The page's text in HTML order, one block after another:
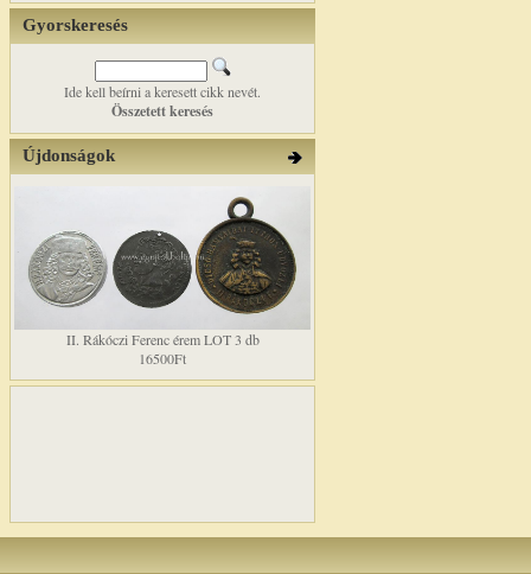
Gyorskeresés
Ide kell beírni a keresett cikk nevét.
Összetett keresés
Újdonságok
II. Rákóczi Ferenc érem LOT 3 db
16500Ft